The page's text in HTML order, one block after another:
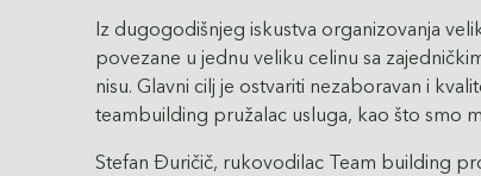
Iz dugogodišnjeg iskustva organizovanja
povezane u jednu veliku celinu sa
nisu. Glavni cilj je ostvariti nezaboravan i
teambuilding pružalac usluga, kao što smo
Stefan Đuričič, rukovodilac Team building